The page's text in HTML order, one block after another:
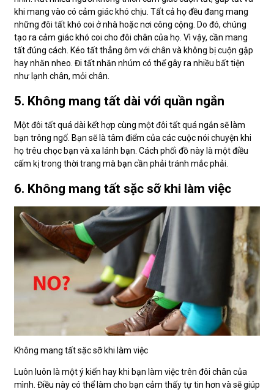
khi mang vào có cảm giác khó chịu. Tất cả họ đều đang mang
những đôi tất khó coi ở nhà hoặc nơi công cộng. Do đó, chúng
tạo ra cảm giác khó coi cho đôi chân của họ. Vì vậy, cần mang
tất đúng cách. Kéo tất thẳng ôm với chân và không bị cuộn gập
hay nhăn nheo. Đi tất nhăn nhúm có thể gây ra nhiều bất tiện
như lạnh chân, mỏi chân.
5. Không mang tất dài với quần ngắn
Một đôi tất quá dài kết hợp cùng một đôi tất quá ngắn sẽ làm
bạn trông ngố. Bạn sẽ là tâm điểm của các cuộc nói chuyện khi
họ trêu chọc bạn và xa lánh bạn. Cách phối đồ này là một điều
cấm kị trong thời trang mà bạn cần phải tránh mắc phải.
6. Không mang tất sặc sỡ khi làm việc
Không mang tất sặc sỡ khi làm việc
Luôn luôn là một ý kiến hay khi bạn làm việc trên đôi chân của
mình. Điều này có thể làm cho bạn cảm thấy tự tin hơn và sẽ giúp